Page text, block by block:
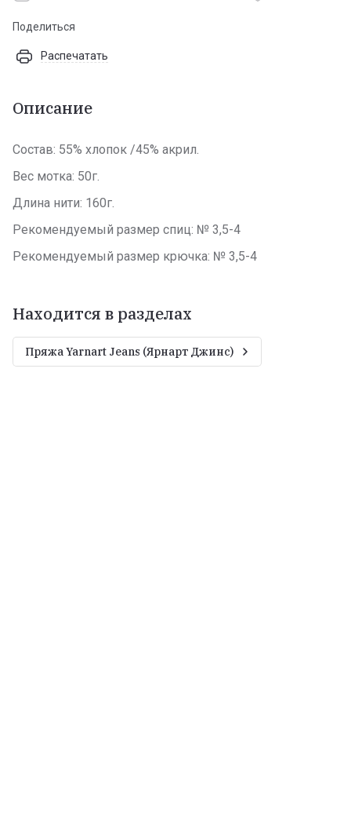
Поделиться
Распечатать
Описание
Состав: 55% хлопок /45% акрил.
Вес мотка: 50г.
Длина нити: 160г.
Рекомендуемый размер спиц: № 3,5-4
Рекомендуемый размер крючка: № 3,5-4
Находится в разделах
Пряжа Yarnart Jeans (Ярнарт Джинс)